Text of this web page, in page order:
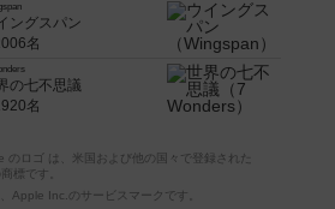
ングスパン
名
の七不思議
名
のロゴ は、米国および他の国々で登録された
標です。
Apple Inc.のサービスマークです。